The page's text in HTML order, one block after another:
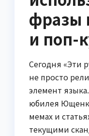
фразы
и поп-
Сегодня «Эти
не просто
элемент
юбилея
мемах и
текущими